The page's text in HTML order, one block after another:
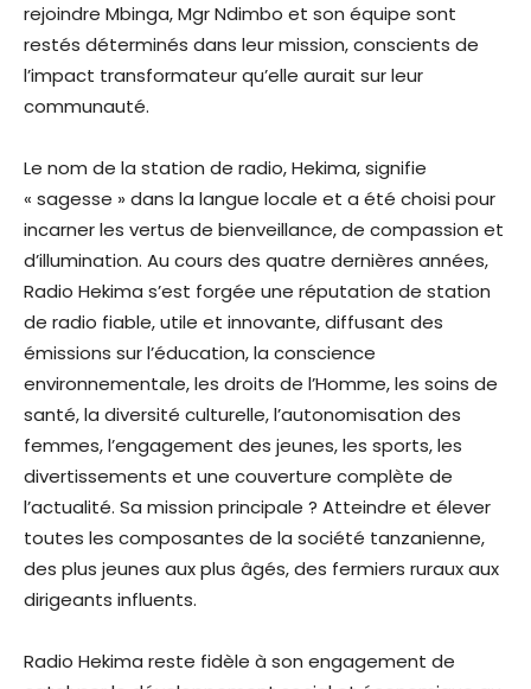
rejoindre Mbinga, Mgr Ndimbo et son équipe sont
restés déterminés dans leur mission, conscients de
l’impact transformateur qu’elle aurait sur leur
communauté.
Le nom de la station de radio, Hekima, signifie
« sagesse » dans la langue locale et a été choisi pour
incarner les vertus de bienveillance, de compassion et
d’illumination. Au cours des quatre dernières années,
Radio Hekima s’est forgée une réputation de station
de radio fiable, utile et innovante, diffusant des
émissions sur l’éducation, la conscience
environnementale, les droits de l’Homme, les soins de
santé, la diversité culturelle, l’autonomisation des
femmes, l’engagement des jeunes, les sports, les
divertissements et une couverture complète de
l’actualité. Sa mission principale ? Atteindre et élever
toutes les composantes de la société tanzanienne,
des plus jeunes aux plus âgés, des fermiers ruraux aux
dirigeants influents.
Radio Hekima reste fidèle à son engagement de